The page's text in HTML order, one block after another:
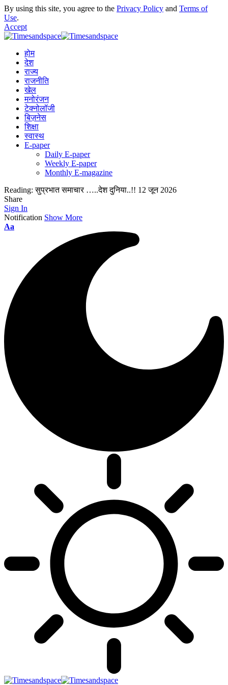
By using this site, you agree to the Privacy Policy and Terms of
Use.
Accept
होम
देश
राज्य
राजनीति
खेल
मनोरंजन
टेक्नोलॉजी
बिज़नेस
शिक्षा
स्वास्थ
E-paper
Daily E-paper
Weekly E-paper
Monthly E-magazine
Reading: सुप्रभात समाचार …..देश दुनिया..!! 12 जून 2026
Share
Sign In
Notification Show More
Aa